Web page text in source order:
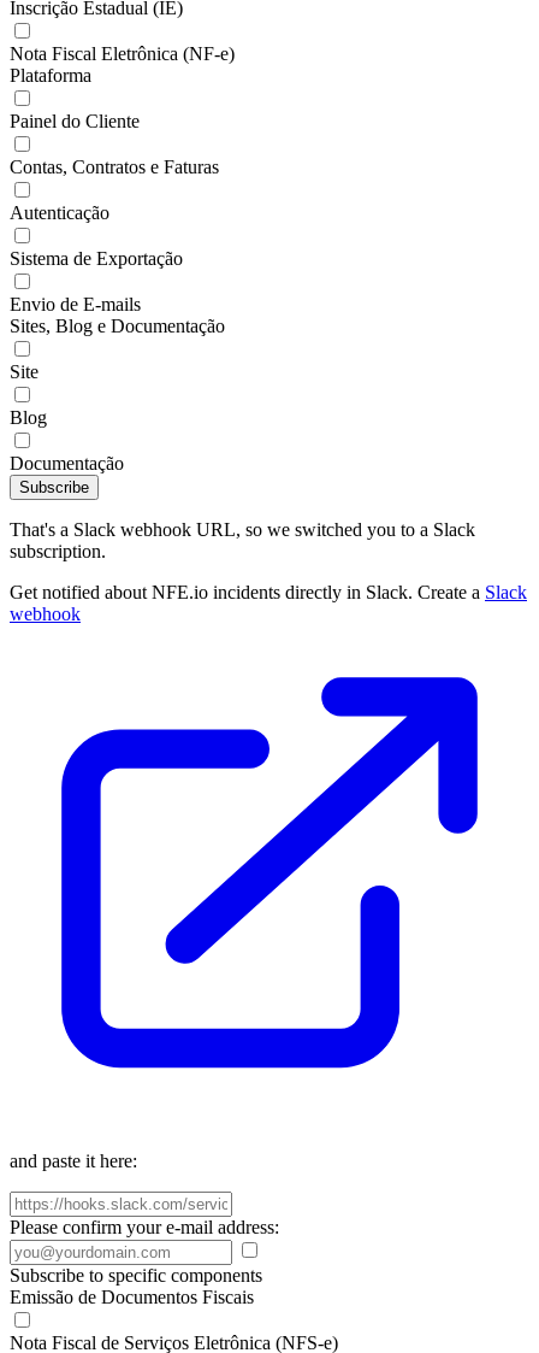
Inscrição Estadual (IE)
Nota Fiscal Eletrônica (NF-e)
Plataforma
Painel do Cliente
Contas, Contratos e Faturas
Autenticação
Sistema de Exportação
Envio de E-mails
Sites, Blog e Documentação
Site
Blog
Documentação
Subscribe
That's a Slack webhook URL, so we switched you to a Slack
subscription.
Get notified about NFE.io incidents directly in Slack. Create a Slack
webhook
and paste it here:
Please confirm your e-mail address:
Subscribe to specific components
Emissão de Documentos Fiscais
Nota Fiscal de Serviços Eletrônica (NFS-e)